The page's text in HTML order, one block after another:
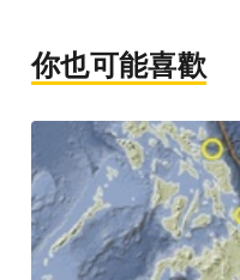
你也可能喜歡